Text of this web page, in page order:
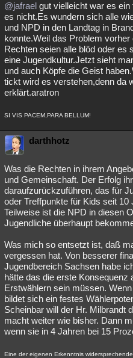
@jafrael gut vielleicht war es
es nicht.Es wundern sich alle
und NPD in den Landtag in
konnte.Weil das Problem
Rechten seien alle blöd oder es
eine Jugendkultur.Jetzt sieht
und auch Köpfe die Geist
tickt wird es verstehen,denn da
erklärt.aratron
SI VIS PACEM,PARA BELLUM!
darthhotz
Was die Rechten in ihrem
und Gemeinschaft. Der Erfolg
daraufzurückzuführen, das für
oder Treffpunkte für Kids seit
Teilweise ist die NPD in diesen
Jugendliche überhaupt
Was mich so entsetzt ist, daß
vergessen hat. Von besserer
Jugendbereich Sachsen habe
hätte das die erste Konsequenz
Erstwählern sein müssen.
bildet sich ein festes
Scheinbar will der Hr. Milbrandt
macht weiter wie bisher. Dann
wenn sie in 4 Jahren bei 15
Eine der eigenen Erkenntnis